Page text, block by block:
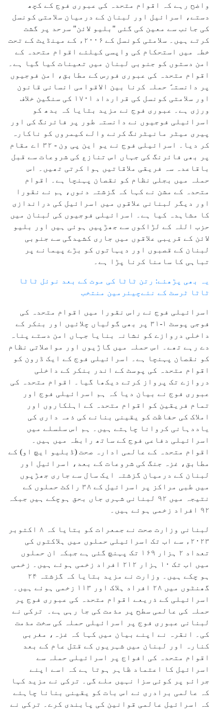
واضح رہے کہ اقوام متحدہ کی عبوری فوج کے کچھ
دستے، اسرائیل اور لبنان کے درمیان سلامتی کونسل
کی جانب سے معین کی گئی "بلیو لائن" سرحد پر گشت
کرتے ہیں۔ سلامتی کونسل کے ۲۰۰۶ء کے مینڈیٹ کے تحت
خطہ میں استحکام کی واپسی کیلئے اقوام متحدہ کے
امن دستوں کو جنوبی لبنان میں تعینات کیا گیا ہے۔
اقوام متحدہ کی عبوری فورس کے مطابق، امن فوجیوں
پر دانستہً حملہ کرنا بین الاقوامی انسانی قانون
اور سلامتی کونسل کی قرارداد ۱۷۰۱ کی سنگین خلاف
ورزی ہے۔ عبوری فوج نے مزید بتایا کہ بدھ کو
اسرائیلی فوجیوں نے دانستہ طور پر فائرنگ کی اور
پیری میٹر مانیٹرنگ کرنے والے کیمروں کو ناکارہ
کر دیا۔ اسرائیلی فوج نے یو این پی ون - ۳۲ اے مقام
پر بھی فائرنگ کی جہاں اس تنازع کی شروعات سے قبل
باقاعدہ سہ فریقی ملاقاتیں ہوا کرتی تھیں۔ اس
حملہ میں بجلی نظام کو نقصان پہنچا ہے۔ اقوام
متحدہ کے مشن نے کہا کہ گزشتہ دنوں، ہم نے نقورا
اور دیگر لبنانی علاقوں میں اسرائیل کی دراندازی
کا مشاہدہ کیا ہے۔ اسرائیلی فوجیوں کی لبنان میں
حزب اللہ کے لڑاکوں سے جھڑپیں ہوئی ہیں اور بلیو
لائن کے قریبی علاقوں میں جاری کشیدگی سے جنوبی
لبنان کے قصبوں اور دیہاتوں کو بڑے پیمانے پر
تباہی کا سامنا کرنا پڑا ہے۔
یہ بھی پڑھئے: رتن ٹاٹا کی موت کے بعد نوئل ٹاٹا
ٹاٹا ٹرسٹ کے نئےچیئرمین منتخب
اسرائیلی فوج نے راس نقورا میں اقوام متحدہ کی
فوجی پوسٹ ۱-۳۱ پر بھی گولیاں چلائیں اور بنکر کے
داخلی دروازے کو نشانہ بنایا جہاں امن دستے پناہ
دے رہے تھے۔ اس حملہ میں گاڑیوں اور مواصلاتی نظام
کو نقصان پہنچا ہے۔ اسرائیلی فوج کے ایک ڈرون کو
اقوام متحدہ کی پوسٹ کے اندر بنکر کے داخلی
دروازے تک پرواز کرتے دیکھا گیا۔ اقوام متحدہ کی
عبوری فوج نے بیان دیا کہ ہم اسرائیلی فوج اور
تمام فریقین کو اقوام متحدہ کے اہلکاروں اور
املاک کی حفاظت کو یقینی بنانے کی ذمہ داری کی
یاددہانی کروانا چاہتے ہیں۔ ہم اس سلسلے میں
اسرائیلی دفاعی فوج کے ساتھ رابطہ میں ہیں۔
اقوام متحدہ کے عالمی ادارہ صحت (ڈبلیو ایچ او) کے
مطابق، غزہ جنگ کی شروعات کے بعد، اسرائیل اور
لبنان کے درمیان گزشتہ ایک سال سے جاری جھڑپوں
میں طبی مراکز پر اسرائیل کے ۳۸ راکٹ حملوں کے
نتیجہ میں ۹۲ لبنانی شہری جاں بحق ہوچکے ہیں جبکہ
۹۲ افراد زخمی ہوئے ہیں۔
لبنانی وزارت صحت نے جمعرات کو بتایا کہ ۸ اکتوبر
۲۰۲۳ء سے اب تک اسرائیلی حملوں میں ہلاکتوں کی
تعداد ۲ ہزار ۱۶۹ تک پہنچ گئی ہے جبکہ ان حملوں
میں اب تک ۱۰ ہزار ۲۱۲ افراد زخمی ہوئے ہیں۔ زخمی
ہو چکے ہیں۔ وزارت نے مزید بتایا کہ گزشتہ ۲۴
گھنٹوں میں ۲۸ افراد ہلاک اور ۱۱۳ زخمی ہوئے ہیں۔
اسرائیلی کے ذریعے اقوام متحدہ کی عبوری فوج پر
حملہ کی عالمی سطح پر مذمت کی جا رہی ہے۔ ترکی نے
لبنانی عبوری فوج پر اسرائیلی حملہ کی سخت مذمت
کی۔ انقرہ نے اپنے بیان میں کہا کہ غزہ، مغربی
کنارہ اور لبنان میں شہریوں کے قتل عام کے بعد
اقوام متحدہ کی افواج پر اسرائیلی حملہ سے
اسرائیل کا اعتماد ظاہر ہوتا ہے کہ اسے اپنے
جرائم پر کوئی سزا نہیں ملے گی۔ ترکی نے مزید کہا
کہ عالمی برادری نے اس بات کو یقینی بنانا چاہئے
کہ اسرائیل عالمی قوانین کی پابندی کرے۔ ترکی نے